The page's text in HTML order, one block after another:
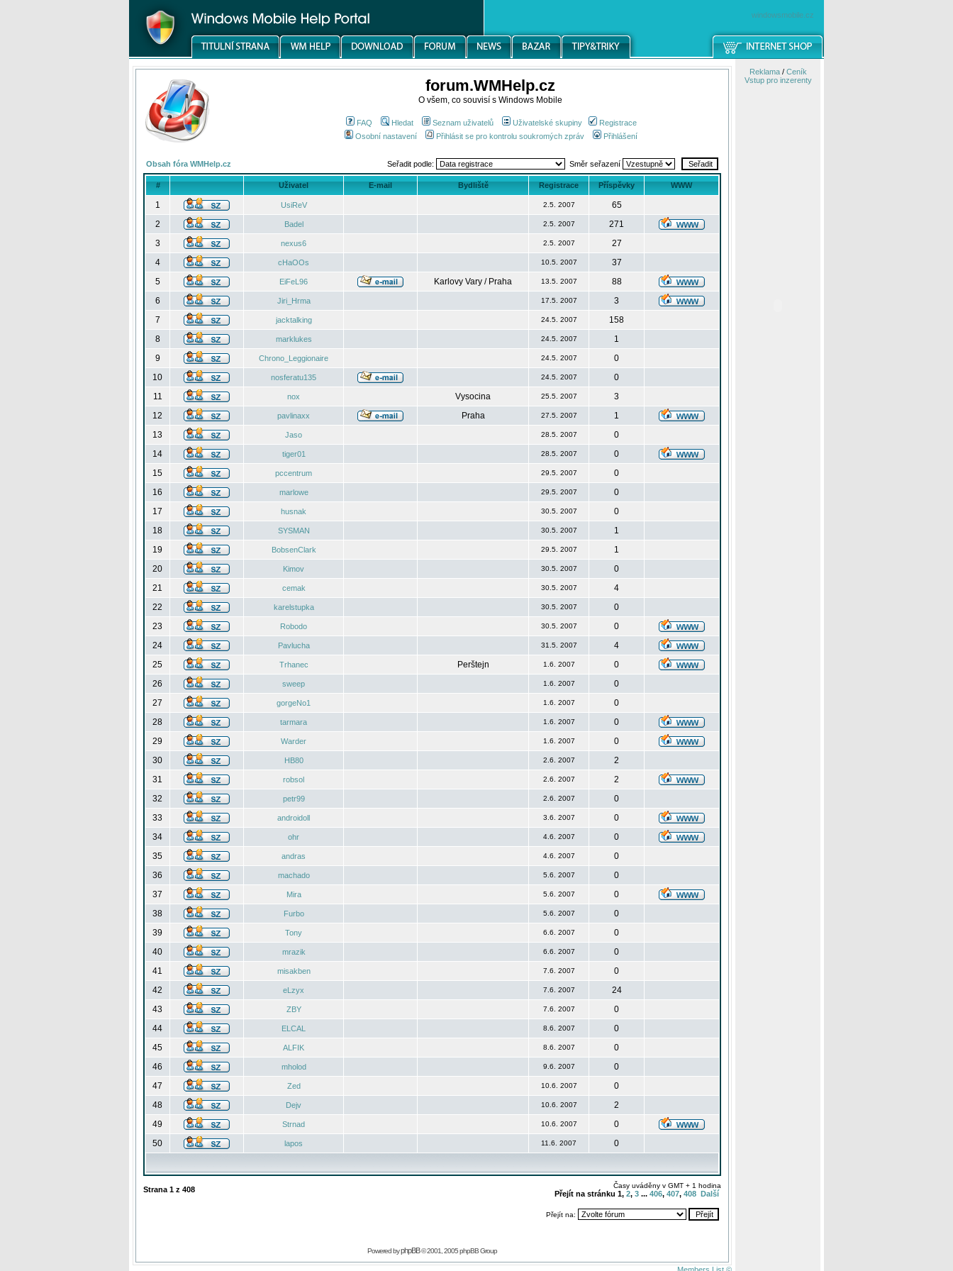
windowsmobile.cz
forum.WMHelp.cz
O všem, co souvisí s Windows Mobile
FAQ Hledat Seznam uživatelů Uživatelské skupiny
Registrace
Osobní nastavení
Přihlásit se pro kontrolu soukromých zpráv Přihlášení
Obsah fóra WMHelp.cz Seřadit podle: Směr seřazení
# Uživatel E-mail Bydliště Registrace Příspěvky WWW
1 UsiReV 2.5. 2007
65
2
Badel 2.5. 2007
271
3
nexus6 2.5. 2007
27
4
cHaOOs 10.5. 2007
37
5
EiFeL96 Karlovy Vary / Praha 13.5. 2007
88
6
Jiri_Hrma 17.5. 2007
3
7
jacktalking 24.5. 2007
158
8
marklukes 24.5. 2007
1
9
Chrono_Leggionaire 24.5. 2007
0
10
nosferatu135 24.5. 2007
0
11
nox Vysocina 25.5. 2007
3
12
pavlinaxx Praha 27.5. 2007
1
13
Jaso 28.5. 2007
0
14
tiger01 28.5. 2007
0
15
pccentrum 29.5. 2007
0
16
marlowe 29.5. 2007
0
17
husnak 30.5. 2007
0
18
SYSMAN 30.5. 2007
1
19
BobsenClark 29.5. 2007
1
20
Kimov 30.5. 2007
0
21
cemak 30.5. 2007
4
22
karelstupka 30.5. 2007
0
23
Robodo 30.5. 2007
0
24
Pavlucha 31.5. 2007
4
25
Trhanec Perštejn 1.6. 2007
0
26
sweep 1.6. 2007
0
27
gorgeNo1 1.6. 2007
0
28
tarmara 1.6. 2007
0
29
Warder 1.6. 2007
0
30
HB80 2.6. 2007
2
31
robsol 2.6. 2007
2
32
petr99 2.6. 2007
0
33
androidoll 3.6. 2007
0
34
ohr 4.6. 2007
0
35
andras 4.6. 2007
0
36
machado 5.6. 2007
0
37
Mira 5.6. 2007
0
38
Furbo 5.6. 2007
0
39
Tony 6.6. 2007
0
40
mrazik 6.6. 2007
0
41
misakben 7.6. 2007
0
42
eLzyx 7.6. 2007
24
43
ZBY 7.6. 2007
0
44
ELCAL 8.6. 2007
0
45
ALFIK 8.6. 2007
0
46
mholod 9.6. 2007
0
47
Zed 10.6. 2007
0
48
Dejv 10.6. 2007
2
49
Strnad 10.6. 2007
0
50
lapos 11.6. 2007 0
Strana 1 z 408 Časy uváděny v GMT + 1 hodina
Přejít na stránku 1, 2, 3 ... 406, 407, 408 Další
Přejít na:
Powered byphpBB© 2001, 2005 phpBB Group
Reklama/ Ceník
Vstup pro inzerenty